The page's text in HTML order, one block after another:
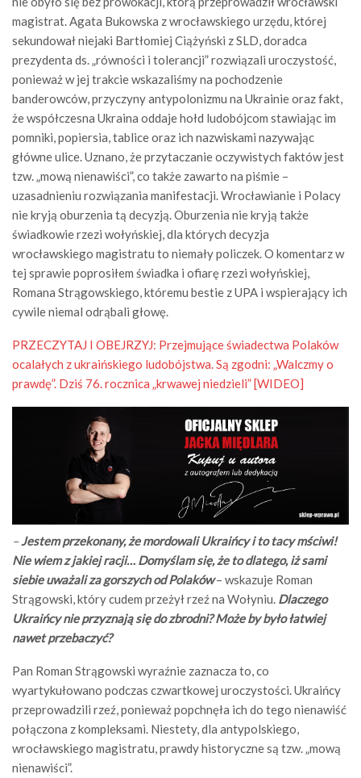
magistrat. Agata Bukowska z wrocławskiego urzędu, której
sekundował niejaki Bartłomiej Ciążyński z SLD, doradca
prezydenta ds. „równości i tolerancji” rozwiązali uroczystość,
ponieważ w jej trakcie wskazaliśmy na pochodzenie
banderowców, przyczyny antypolonizmu na Ukrainie oraz fakt,
że współczesna Ukraina oddaje hołd ludobójcom stawiając im
pomniki, popiersia, tablice oraz ich nazwiskami nazywając
główne ulice. Uznano, że przytaczanie oczywistych faktów jest
tzw. „mową nienawiści”, co także zawarto na piśmie –
uzasadnieniu rozwiązania manifestacji. Wrocławianie i Polacy
nie kryją oburzenia tą decyzją. Oburzenia nie kryją także
świadkowie rzezi wołyńskiej, dla których decyzja
wrocławskiego magistratu to niemały policzek. O komentarz w
tej sprawie poprosiłem świadka i ofiarę rzezi wołyńskiej,
Romana Strągowskiego, któremu bestie z UPA i wspierający ich
cywile niemal odrąbali głowę.
PRZECZYTAJ I OBEJRZYJ: Przejmujące świadectwa Polaków
ocalałych z ukraińskiego ludobójstwa. Są zgodni: „Walczmy o
prawdę”. Dziś 76. rocznica „krwawej niedzieli” [WIDEO]
–Jestem przekonany, że mordowali Ukraińcy i to tacy mściwi!
Nie wiem z jakiej racji… Domyślam się, że to dlatego, iż sami
siebie uważali za gorszych od Polaków– wskazuje Roman
Strągowski, który cudem przeżył rzeź na Wołyniu. Dlaczego
Ukraińcy nie przyznają się do zbrodni? Może by było łatwiej
nawet przebaczyć?
Pan Roman Strągowski wyraźnie zaznacza to, co
wyartykułowano podczas czwartkowej uroczystości. Ukraińcy
przeprowadzili rzeź, ponieważ popchnęła ich do tego nienawiść
połączona z kompleksami. Niestety, dla antypolskiego,
wrocławskiego magistratu, prawdy historyczne są tzw. „mową
nienawiści”.